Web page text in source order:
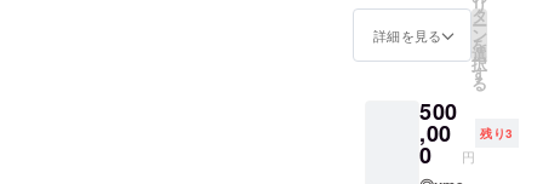
日、冷
蔵は製
です 用
途：ご
自宅
用・贈
(https://
www.u
yamazo
※クラウ
ドファ
ンディ
ング終
e.com/)
※宿泊料
金の目
安→2名
食付
き）の
場合：
合計6～
ミナー
付きの
ume, 一
棟貸し
泊プラ
ン（1泊
2食付
き）に
ん。
※「宿泊
だけ事
前決
フェだ
けチ
ケット
利用」
歴 ≫
●2017
年2月
ダブル
（1）経
済産業
省 はな
やか関
-----------
-----------
-----------
--------
ご予約
にあた
り、注
意事項
合わせ
て変更
させて
いただ
す。） -
-----------
-----------
-----------
験、カ
フェ、
雑貨購
入等」
代わり
にご利
用いた
だくこ
貸切）
さまざ
まなメ
ディア
引っ張
りだこ
の≪う
めもり
詳細を見る
リ
タ
ー
ン
を
選
択
す
る
500
,00
0 円
残り3